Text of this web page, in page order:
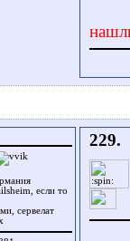
если то
сервелат
229.